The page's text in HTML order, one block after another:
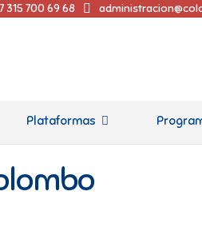
315 700 69 68
Plataformas